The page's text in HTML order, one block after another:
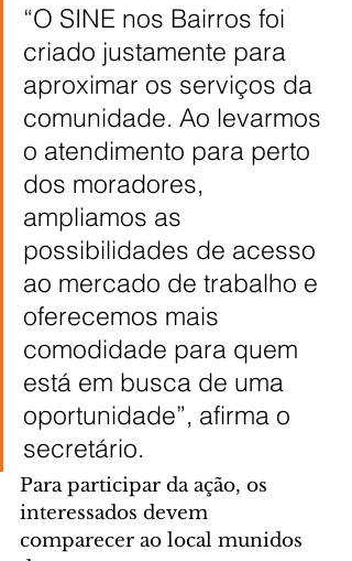
“O SINE nos Bairros foi
criado justamente para
aproximar os serviços da
comunidade. Ao levarmos
o atendimento para perto
dos moradores,
ampliamos as
possibilidades de acesso
ao mercado de trabalho e
oferecemos mais
comodidade para quem
está em busca de uma
oportunidade”, afirma o
secretário.
Para participar da ação, os
interessados devem
comparecer ao local munidos